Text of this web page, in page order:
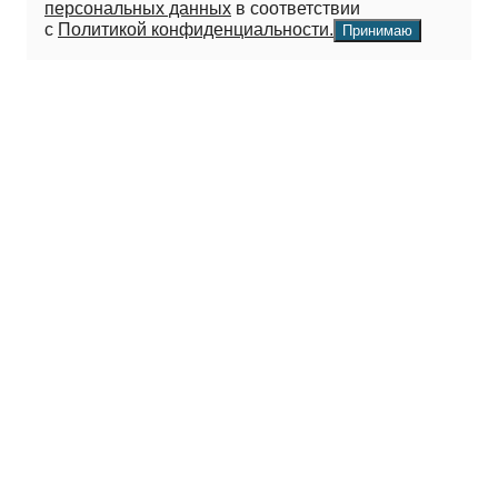
персональных данных в соответствии
с Политикой конфиденциальности. Принимаю